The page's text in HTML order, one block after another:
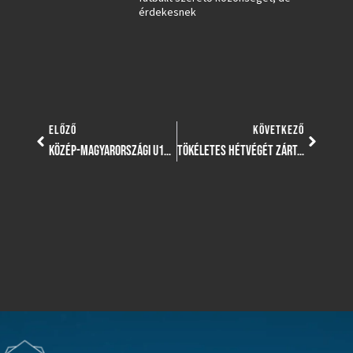
érdekesnek
ELŐZŐ
KÖZÉP-MAGYARORSZÁGI U12 – NAGYSZERŰ EREDMÉNYEKKEL TÉRTEK HAZA FIATAL ATLÉTÁINK
KÖVETKEZŐ
TÖKÉLETES HÉTVÉGÉT ZÁRTAK UTÁNPÓTLÁS VÍZILABDACSAPATAINK